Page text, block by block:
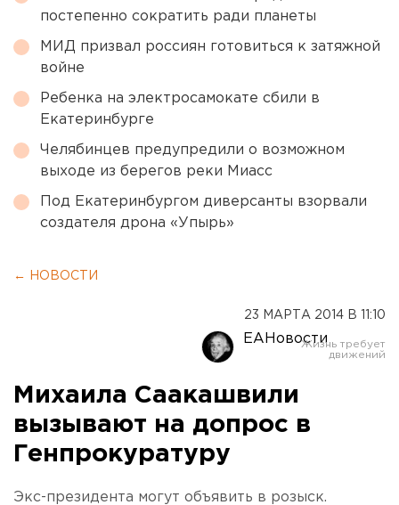
постепенно сократить ради планеты
МИД призвал россиян готовиться к затяжной
войне
Ребенка на электросамокате сбили в
Екатеринбурге
Челябинцев предупредили о возможном
выходе из берегов реки Миасс
Под Екатеринбургом диверсанты взорвали
создателя дрона «Упырь»
← НОВОСТИ
23 МАРТА 2014 В 11:10
ЕАНовости
Михаила Саакашвили
вызывают на допрос в
Генпрокуратуру
Экс-президента могут объявить в розыск.